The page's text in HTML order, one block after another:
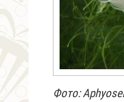
Фото: